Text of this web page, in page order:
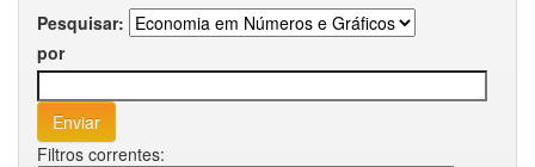
Pesquisar:
por
Filtros correntes: